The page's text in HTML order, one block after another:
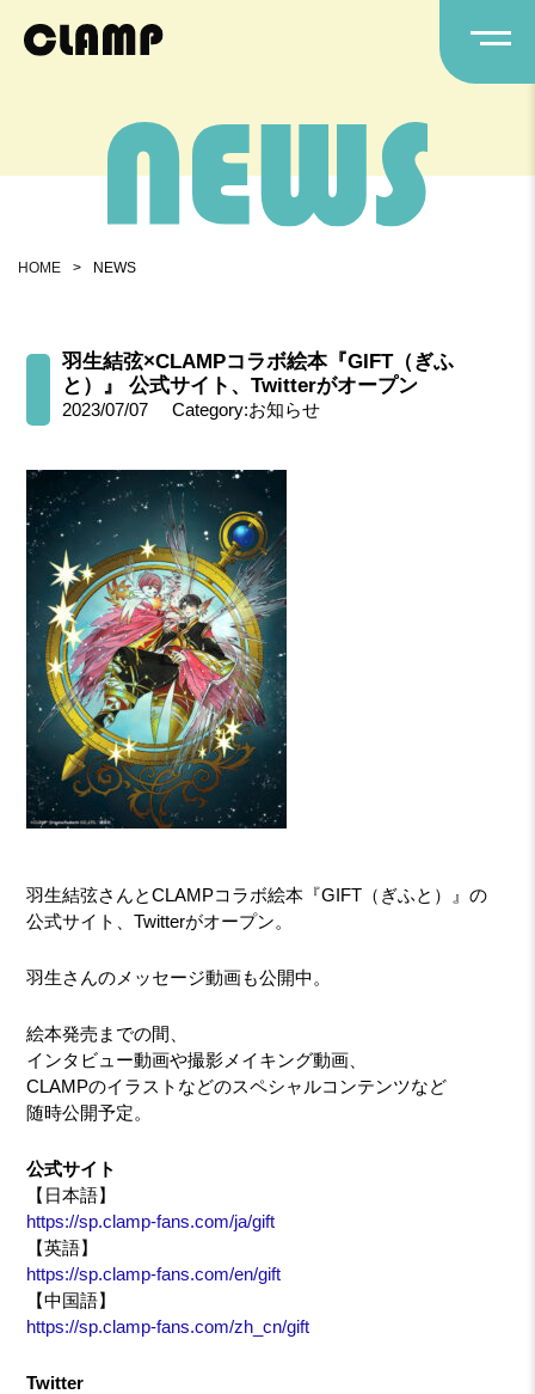
HOME > NEWS
羽生結弦×CLAMPコラボ絵本『GIFT（ぎふ
と）』 公式サイト、Twitterがオープン
2023/07/07 Category:お知らせ
羽生結弦さんとCLAMPコラボ絵本『GIFT（ぎふと）』の
公式サイト、Twitterがオープン。
羽生さんのメッセージ動画も公開中。
絵本発売までの間、
インタビュー動画や撮影メイキング動画、
CLAMPのイラストなどのスペシャルコンテンツなど
随時公開予定。
公式サイト
【日本語】
https://sp.clamp-fans.com/ja/gift
【英語】
https://sp.clamp-fans.com/en/gift
【中国語】
https://sp.clamp-fans.com/zh_cn/gift
Twitter